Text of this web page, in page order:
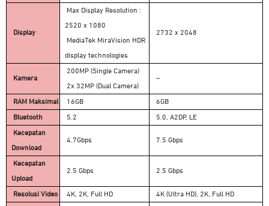
Display
Max Display Resolution :
2520 x 1080
MediaTek MiraVision HDR
display technologies
2732 x 2048
Kamera
200MP (Single Camera)
2x 32MP (Dual Camera)
–
RAM Maksimal 16GB 6GB
Bluetooth 5.2 5.0, A2DP, LE
Kecepatan
Download
4.7Gbps 7.5 Gbps
Kecepatan
Upload
2.5 Gbps 2.5 Gbps
Resolusi Video 4K, 2K, Full HD 4K (Ultra HD), 2K, Full HD